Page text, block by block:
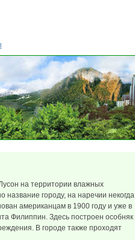
на территории влажных
название городу, на наречии некогда
американцам в 1900 году и уже в
Филиппин. Здесь построен особняк
В городе также проходят